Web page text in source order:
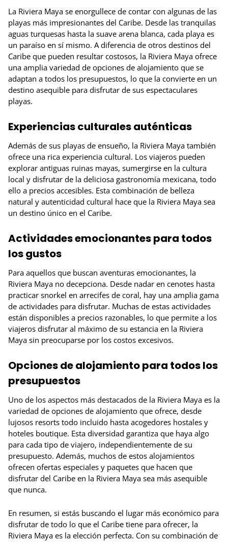
La Riviera Maya se enorgullece de contar con algunas de las
playas más impresionantes del Caribe. Desde las tranquilas
aguas turquesas hasta la suave arena blanca, cada playa es
un paraíso en sí mismo. A diferencia de otros destinos del
Caribe que pueden resultar costosos, la Riviera Maya ofrece
una amplia variedad de opciones de alojamiento que se
adaptan a todos los presupuestos, lo que la convierte en un
destino asequible para disfrutar de sus espectaculares
playas.
Experiencias culturales auténticas
Además de sus playas de ensueño, la Riviera Maya también
ofrece una rica experiencia cultural. Los viajeros pueden
explorar antiguas ruinas mayas, sumergirse en la cultura
local y disfrutar de la deliciosa gastronomía mexicana, todo
ello a precios accesibles. Esta combinación de belleza
natural y autenticidad cultural hace que la Riviera Maya sea
un destino único en el Caribe.
Actividades emocionantes para todos
los gustos
Para aquellos que buscan aventuras emocionantes, la
Riviera Maya no decepciona. Desde nadar en cenotes hasta
practicar snorkel en arrecifes de coral, hay una amplia gama
de actividades para disfrutar. Muchas de estas actividades
están disponibles a precios razonables, lo que permite a los
viajeros disfrutar al máximo de su estancia en la Riviera
Maya sin preocuparse por los costos excesivos.
Opciones de alojamiento para todos los
presupuestos
Uno de los aspectos más destacados de la Riviera Maya es la
variedad de opciones de alojamiento que ofrece, desde
lujosos resorts todo incluido hasta acogedores hostales y
hoteles boutique. Esta diversidad garantiza que haya algo
para cada tipo de viajero, independientemente de su
presupuesto. Además, muchos de estos alojamientos
ofrecen ofertas especiales y paquetes que hacen que
disfrutar del Caribe en la Riviera Maya sea más asequible
que nunca.
En resumen, si estás buscando el lugar más económico para
disfrutar de todo lo que el Caribe tiene para ofrecer, la
Riviera Maya es la elección perfecta. Con su combinación de